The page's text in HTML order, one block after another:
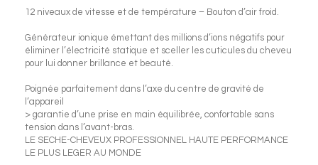
12 niveaux de vitesse et de température – Bouton d’air froid.
Générateur ionique émettant des millions d’ions négatifs pour
éliminer l’électricité statique et sceller les cuticules du cheveu
pour lui donner brillance et beauté.
Poignée parfaitement dans l’axe du centre de gravité de
l’appareil
> garantie d’une prise en main équilibrée, confortable sans
tension dans l’avant-bras.
LE SECHE-CHEVEUX PROFESSIONNEL HAUTE PERFORMANCE
LE PLUS LEGER AU MONDE